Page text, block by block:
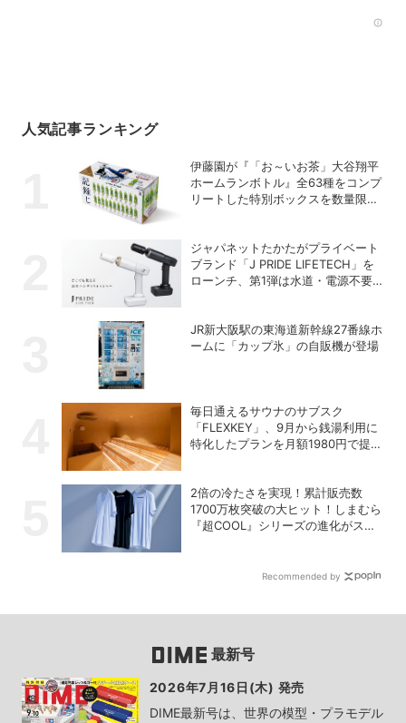
人気記事ランキング
伊藤園が『「お～いお茶」大谷翔平
ホームランボトル』全63種をコンプ
リートした特別ボックスを数量限定
ジャパネットたかたがプライベート
ブランド「J PRIDE LIFETECH」を
ローンチ、第1弾は水道・電源不要
JR新大阪駅の東海道新幹線27番線ホ
ームに「カップ氷」の自販機が登場
毎日通えるサウナのサブスク
「FLEXKEY」、9月から銭湯利用に
特化したプランを月額1980円で提供
2倍の冷たさを実現！累計販売数
1700万枚突破の大ヒット！しまむら
『超COOL』シリーズの進化がスゴ
Recommended by
最新号
2026年7月16日(木) 発売
DIME最新号は、世界の模型・プラモデル